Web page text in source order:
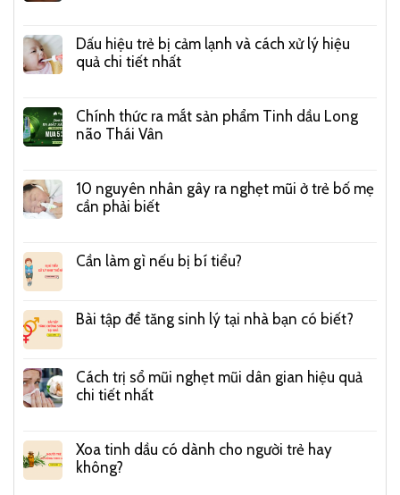
Dấu hiệu trẻ bị cảm lạnh và cách xử lý hiệu
quả chi tiết nhất
Chính thức ra mắt sản phẩm Tinh dầu Long
não Thái Vân
10 nguyên nhân gây ra nghẹt mũi ở trẻ bố mẹ
cần phải biết
Cần làm gì nếu bị bí tiểu?
Bài tập để tăng sinh lý tại nhà bạn có biết?
Cách trị sổ mũi nghẹt mũi dân gian hiệu quả
chi tiết nhất
Xoa tinh dầu có dành cho người trẻ hay
không?